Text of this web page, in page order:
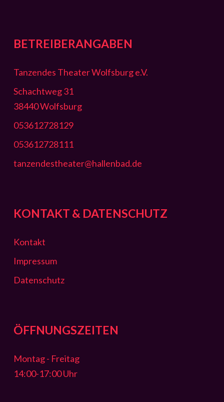
BETREIBERANGABEN
Tanzendes Theater Wolfsburg e.V.
Schachtweg 31
38440 Wolfsburg
053612728129
053612728111
tanzendestheater@hallenbad.de
KONTAKT & DATENSCHUTZ
Kontakt
Impressum
Datenschutz
ÖFFNUNGSZEITEN
Montag - Freitag
14:00-17:00 Uhr